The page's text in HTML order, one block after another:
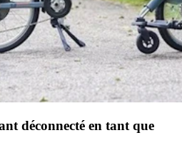
déconnecté en tant que